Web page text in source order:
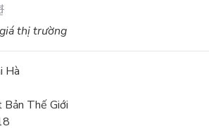
thị trường
Hà
Bản Thế Giới